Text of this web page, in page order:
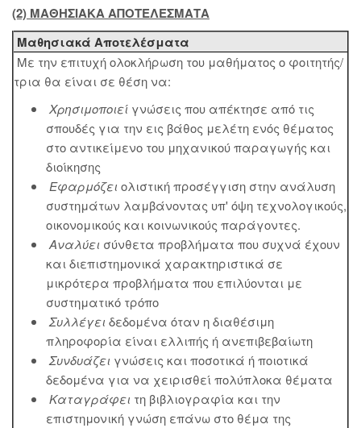
(2) ΜΑΘΗΣΙΑΚΑ ΑΠΟΤΕΛΕΣΜΑΤΑ
Μαθησιακά Αποτελέσματα
Με την επιτυχή ολοκλήρωση του μαθήματος ο φοιτητής/
τρια θα είναι σε θέση να:
Χρησιμοποιεί γνώσεις που απέκτησε από τις
σπουδές για την εις βάθος μελέτη ενός θέματος
στο αντικείμενο του μηχανικού παραγωγής και
διοίκησης
Εφαρμόζει ολιστική προσέγγιση στην ανάλυση
συστημάτων λαμβάνοντας υπ' όψη τεχνολογικούς,
οικονομικούς και κοινωνικούς παράγοντες.
Αναλύει σύνθετα προβλήματα που συχνά έχουν
και διεπιστημονικά χαρακτηριστικά σε
μικρότερα προβλήματα που επιλύονται με
συστηματικό τρόπο
Συλλέγει δεδομένα όταν η διαθέσιμη
πληροφορία είναι ελλιπής ή ανεπιβεβαίωτη
Συνδυάζει γνώσεις και ποσοτικά ή ποιοτικά
δεδομένα για να χειρισθεί πολύπλοκα θέματα
Καταγράφει τη βιβλιογραφία και την
επιστημονική γνώση επάνω στο θέμα της